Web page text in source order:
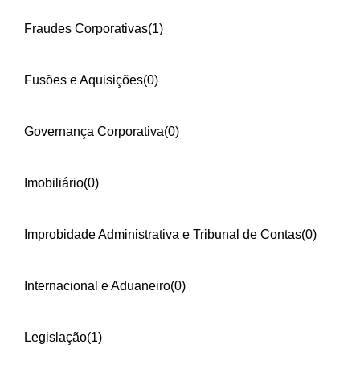
Fraudes Corporativas(1)
Fusões e Aquisições(0)
Governança Corporativa(0)
Imobiliário(0)
Improbidade Administrativa e Tribunal de Contas(0)
Internacional e Aduaneiro(0)
Legislação(1)